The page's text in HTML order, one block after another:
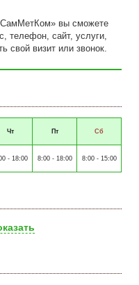
вы сможете
телефон, сайт, услуги,
свой визит или звонок.
Чт Пт Сб
- 18:00 8:00 - 18:00 8:00 - 15:00